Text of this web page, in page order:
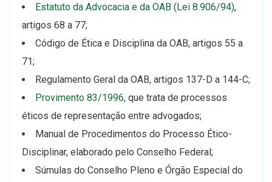
Estatuto da Advocacia e da OAB (Lei 8.906/94),
artigos 68 a 77;
Código de Ética e Disciplina da OAB, artigos 55 a
71;
Regulamento Geral da OAB, artigos 137-D a 144-C;
Provimento 83/1996, que trata de processos
éticos de representação entre advogados;
Manual de Procedimentos do Processo Ético-
Disciplinar, elaborado pelo Conselho Federal;
Súmulas do Conselho Pleno e Órgão Especial do